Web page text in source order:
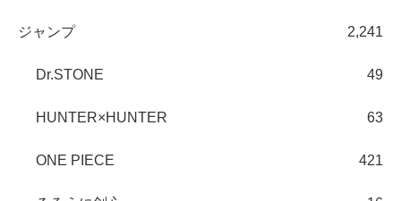
ジャンプ 2,241
Dr.STONE 49
HUNTER×HUNTER 63
ONE PIECE 421